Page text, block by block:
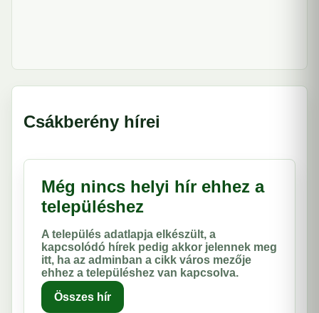
Csákberény hírei
Még nincs helyi hír ehhez a
településhez
A település adatlapja elkészült, a
kapcsolódó hírek pedig akkor jelennek meg
itt, ha az adminban a cikk város mezője
ehhez a településhez van kapcsolva.
Összes hír